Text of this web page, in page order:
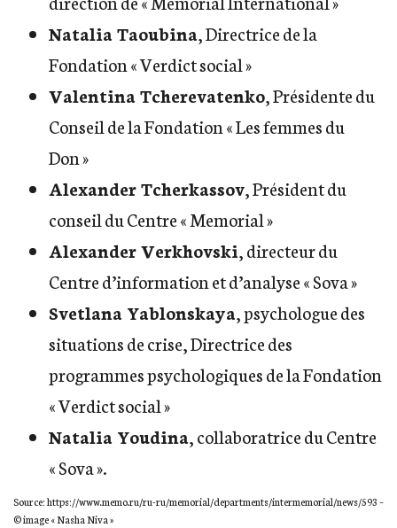
Natalia Taoubina, Directrice de la
Fondation « Verdict social »
Valentina Tcherevatenko, Présidente du
Conseil de la Fondation « Les femmes du
Don »
Alexander Tcherkassov, Président du
conseil du Centre « Memorial »
Alexander Verkhovski, directeur du
Centre d’information et d’analyse « Sova »
Svetlana Yablonskaya, psychologue des
situations de crise, Directrice des
programmes psychologiques de la Fondation
« Verdict social »
Natalia Youdina, collaboratrice du Centre
« Sova ».
Source: https://www.memo.ru/ru-ru/memorial/departments/intermemorial/news/593 –
© image « Nasha Niva »